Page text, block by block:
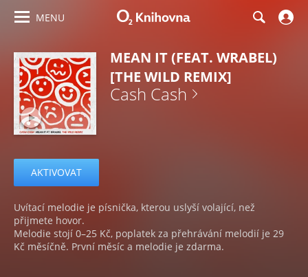
MENU
MEAN IT (FEAT. WRABEL)
[THE WILD REMIX]
Cash Cash
AKTIVOVAT
Uvítací melodie je písnička, kterou uslyší volající, než
přijmete hovor.
Melodie stojí 0–25 Kč, poplatek za přehrávání melodií je 29
Kč měsíčně. První měsíc a melodie je zdarma.